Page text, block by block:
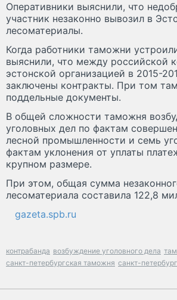
Оперативники выяснили, что
участник незаконно вывозил в
лесоматериалы.
Когда работники таможни
выяснили, что между российской
эстонской организацией в 2015-
заключены контракты. При том
поддельные документы.
В общей сложности таможня
уголовных дел по фактам
лесной промышленности и семь
фактам уклонения от уплаты
крупном размере.
При этом, общая сумма
лесоматериала составила 122,8
gazeta.spb.ru
контрабанда возбуждение уголовного дела
санкт-петербургская таможня санкт-петербург